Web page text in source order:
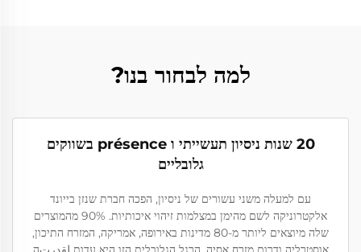
למה לבחור בנו?
20 שנות ניסיון תעשייתי ו présence בשווקים
גלובליים
עם למעלה משני עשורים של ניסיון, הפכה חברת שנזן בייונד
אלקטרוניקה לשם מהימן במצלמות זיהוי איכותיות. 90% מהמוצרים
שלה מיוצאים ליותר מ-80 מדינות באירופה, אמריקה, המזרח התיכון,